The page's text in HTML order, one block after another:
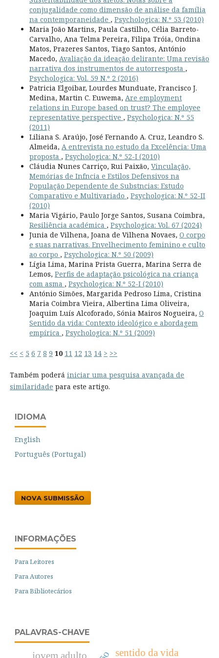
conjugalidade como dimensão de análise da família
na contemporaneidade , Psychologica: N.º 53 (2010)
Maria João Martins, Paula Castilho, Célia Barreto-
Carvalho, Ana Telma Pereira, Filipa Tróia, Ondina
Matos, Prazeres Santos, Tiago Santos, António
Macedo, Avaliação da ideação delirante: Uma revisão
narrativa dos instrumentos de autorresposta ,
Psychologica: Vol. 59 N.º 2 (2016)
Patricia Elgoibar, Lourdes Munduate, Francisco J.
Medina, Martin C. Euwema, Are employment
relations in Europe based on trust? The employee
representative perspective , Psychologica: N.º 55
(2011)
Liliana S. Araújo, José Fernando A. Cruz, Leandro S.
Almeida, A entrevista no estudo da Excelência: Uma
proposta , Psychologica: N.º 52-I (2010)
Cláudia Nunes Carriço, Rui Paixão, Vinculação,
Memórias de Infncia e Estilos Defensivos na
População Dependente de Substncias: Estudo
Comparativo e Multivariado , Psychologica: N.º 52-II
(2010)
Maria Vigário, Paulo Jorge Santos, Susana Coimbra,
Resiliência académica , Psychologica: Vol. 67 (2024)
Junia de Vilhena, Joana de Vilhena Novaes, O corpo
e suas narrativas. Envelhecimento feminino e culto
ao corpo , Psychologica: N.º 50 (2009)
Lígia Lima, Marina Prista Guerra, Marina Serra de
Lemos, Perfis de adaptação psicológica na criança
com asma , Psychologica: N.º 52-I (2010)
António Simões, Margarida Pedroso Lima, Cristina
Maria Coimbra Vieira, Albertina Lima Oliveira,
Joaquim Luís Alcoforado, Sónia Mairos Nogueira, O
Sentido da vida: Contexto ideológico e abordagem
empírica , Psychologica: N.º 51 (2009)
<< < 5 6 7 8 9 10 11 12 13 14 > >>
Também poderá iniciar uma pesquisa avançada de
similaridade para este artigo.
IDIOMA
English
Português (Portugal)
NOVA SUBMISSÃO
INFORMAÇÕES
Para Leitores
Para Autores
Para Bibliotecários
PALAVRAS-CHAVE
jovem adulto sentido da vida